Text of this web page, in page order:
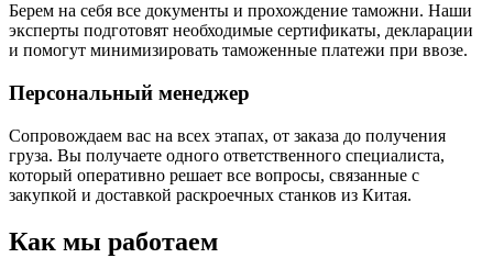
Берем на себя все документы и прохождение таможни. Наши
эксперты подготовят необходимые сертификаты, декларации
и помогут минимизировать таможенные платежи при ввозе.
Персональный менеджер
Сопровождаем вас на всех этапах, от заказа до получения
груза. Вы получаете одного ответственного специалиста,
который оперативно решает все вопросы, связанные с
закупкой и доставкой раскроечных станков из Китая.
Как мы работаем